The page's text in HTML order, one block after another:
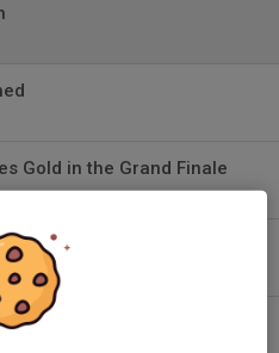
Gold in the Grand Finale
in Running Target
Team Behind Swedish Cup